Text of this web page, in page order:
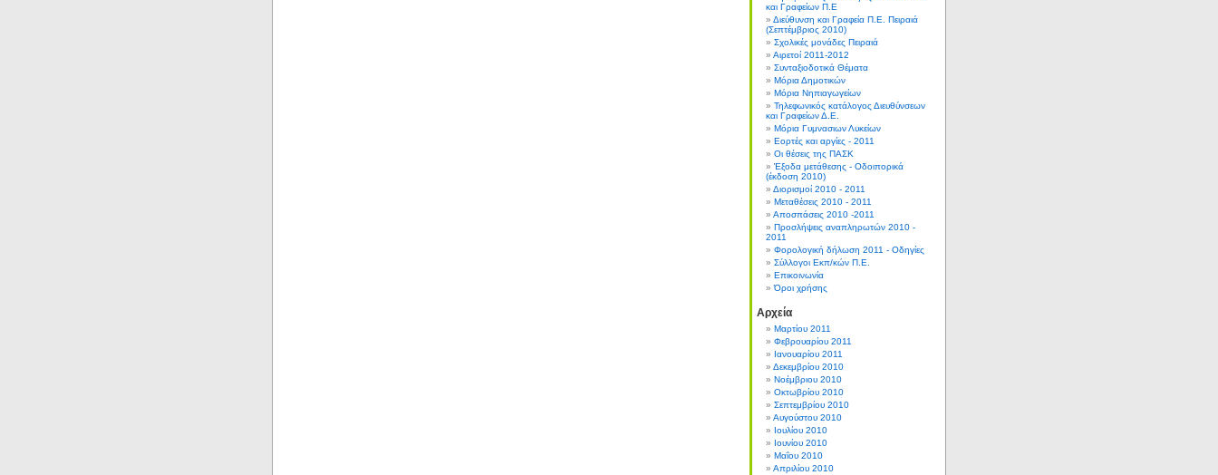
και Γραφείων Π.Ε
Διεύθυνση και Γραφεία Π.Ε. Πειραιά
(Σεπτέμβριος 2010)
Σχολικές μονάδες Πειραιά
Αιρετοί 2011-2012
Συνταξιοδοτικά Θέματα
Μόρια Δημοτικών
Μόρια Νηπιαγωγείων
Τηλεφωνικός κατάλογος Διευθύνσεων
και Γραφείων Δ.Ε.
Μόρια Γυμνασιων Λυκείων
Εορτές και αργίες - 2011
Οι θέσεις της ΠΑΣΚ
Έξοδα μετάθεσης - Οδοιπορικά
(έκδοση 2010)
Διορισμοί 2010 - 2011
Μεταθέσεις 2010 - 2011
Αποσπάσεις 2010 -2011
Προσλήψεις αναπληρωτών 2010 -
2011
Φορολογική δήλωση 2011 - Οδηγίες
Σύλλογοι Εκπ/κών Π.Ε.
Επικοινωνία
Όροι χρήσης
Αρχεία
Μαρτίου 2011
Φεβρουαρίου 2011
Ιανουαρίου 2011
Δεκεμβρίου 2010
Νοέμβριου 2010
Οκτωβρίου 2010
Σεπτεμβρίου 2010
Αυγούστου 2010
Ιουλίου 2010
Ιουνίου 2010
Μαΐου 2010
Απριλίου 2010